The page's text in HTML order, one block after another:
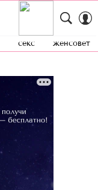
секс женсовет